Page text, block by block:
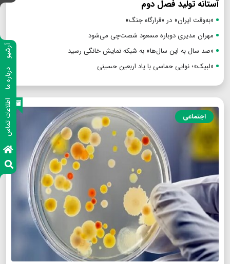
آرشیو
درباره ما
اطلاعات تماس
آستانه تولید فصل دوم
«به‌وقت ایران» در «قرارگاه جنگ»
مهران مدیری دوباره مسعود شصت‌چی می‌شود
«صد سال به این سال‌ها» به شبکه نمایش خانگی رسید
«لبیک»؛ نوایی حماسی با یاد اربعین حسینی
اجتماعی